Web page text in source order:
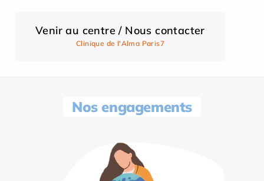
Venir au centre / Nous contacter
Clinique de l'Alma Paris7
Nos engagements